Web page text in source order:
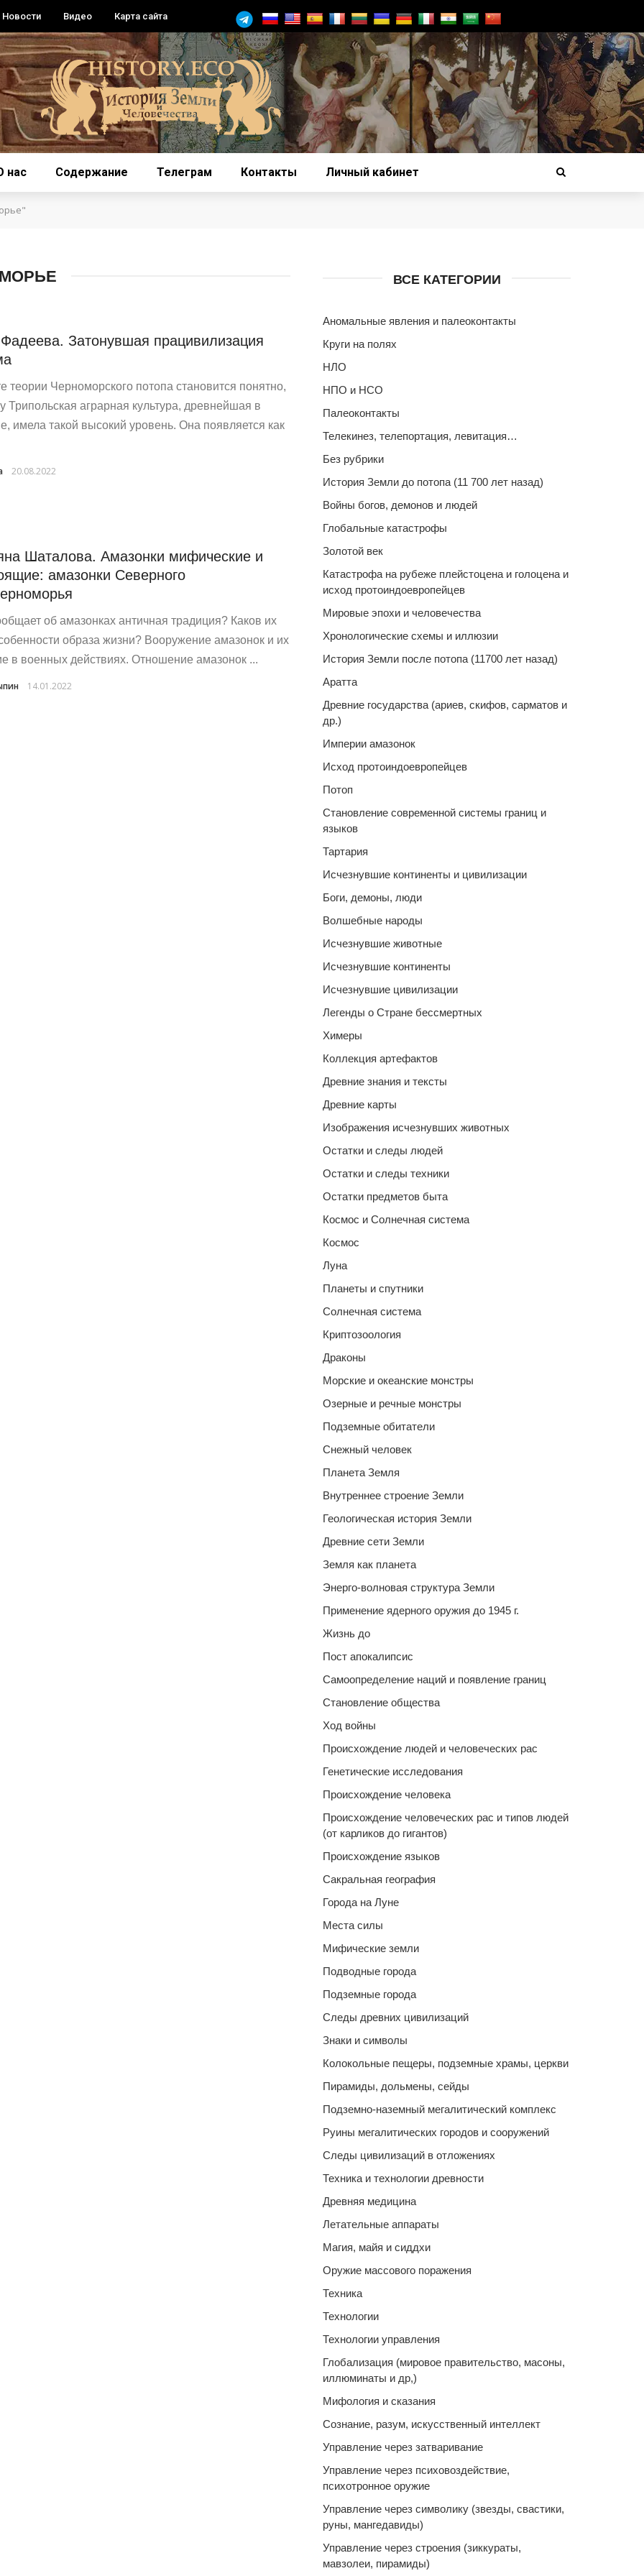
Новости Видео Карта сайта
нас Содержание Телеграм Контакты Личный кабинет
Затонувшая працивилизация
теории Черноморского потопа становится понятно,
Трипольская аграрная культура, древнейшая в
имела такой высокий уровень. Она появляется как
20.08.2022
Шаталова. Амазонки мифические и
амазонки Северного
об амазонках античная традиция? Каков их
образа жизни? Вооружение амазонок и их
в военных действиях. Отношение амазонок ...
14.01.2022
ВСЕ КАТЕГОРИИ
Аномальные явления и палеоконтакты
Круги на полях
НЛО
НПО и НСО
Палеоконтакты
Телекинез, телепортация, левитация…
Без рубрики
История Земли до потопа (11 700 лет назад)
Войны богов, демонов и людей
Глобальные катастрофы
Золотой век
Катастрофа на рубеже плейстоцена и голоцена и
исход протоиндоевропейцев
Мировые эпохи и человечества
Хронологические схемы и иллюзии
История Земли после потопа (11700 лет назад)
Аратта
Древние государства (ариев, скифов, сарматов и
др.)
Империи амазонок
Исход протоиндоевропейцев
Потоп
Становление современной системы границ и
языков
Тартария
Исчезнувшие континенты и цивилизации
Боги, демоны, люди
Волшебные народы
Исчезнувшие животные
Исчезнувшие континенты
Исчезнувшие цивилизации
Легенды о Стране бессмертных
Химеры
Коллекция артефактов
Древние знания и тексты
Древние карты
Изображения исчезнувших животных
Остатки и следы людей
Остатки и следы техники
Остатки предметов быта
Космос и Солнечная система
Космос
Луна
Планеты и спутники
Солнечная система
Криптозоология
Драконы
Морские и океанские монстры
Озерные и речные монстры
Подземные обитатели
Снежный человек
Планета Земля
Внутреннее строение Земли
Геологическая история Земли
Древние сети Земли
Земля как планета
Энерго-волновая структура Земли
Применение ядерного оружия до 1945 г.
Жизнь до
Пост апокалипсис
Самоопределение наций и появление границ
Становление общества
Ход войны
Происхождение людей и человеческих рас
Генетические исследования
Происхождение человека
Происхождение человеческих рас и типов людей
(от карликов до гигантов)
Происхождение языков
Сакральная география
Города на Луне
Места силы
Мифические земли
Подводные города
Подземные города
Следы древних цивилизаций
Знаки и символы
Колокольные пещеры, подземные храмы, церкви
Пирамиды, дольмены, сейды
Подземно-наземный мегалитический комплекс
Руины мегалитических городов и сооружений
Следы цивилизаций в отложениях
Техника и технологии древности
Древняя медицина
Летательные аппараты
Магия, майя и сиддхи
Оружие массового поражения
Техника
Технологии
Технологии управления
Глобализация (мировое правительство, масоны,
иллюминаты и др,)
Мифология и сказания
Сознание, разум, искусственный интеллект
Управление через затваривание
Управление через психовоздействие,
психотронное оружие
Управление через символику (звезды, свастики,
руны, мангедавиды)
Управление через строения (зиккураты,
мавзолеи, пирамиды)